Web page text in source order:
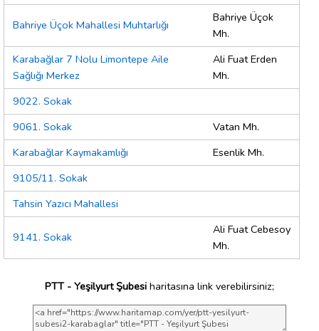
Bahriye Üçok Mahallesi Muhtarlığı
Bahriye Üçok
Mh.
Karabağlar 7 Nolu Limontepe Aile
Sağlığı Merkez
Ali Fuat Erden
Mh.
9022. Sokak
9061. Sokak
Vatan Mh.
Karabağlar Kaymakamlığı
Esenlik Mh.
9105/11. Sokak
Tahsin Yazıcı Mahallesi
9141. Sokak
Ali Fuat Cebesoy
Mh.
PTT - Yeşilyurt Şubesi haritasına link verebilirsiniz;